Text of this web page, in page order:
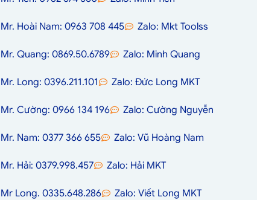
Mr. Hoài Nam: 0963 708 445 Zalo: Mkt Toolss
Mr. Quang: 0869.50.6789 Zalo: Minh Quang
Mr. Long: 0396.211.101 Zalo: Đức Long MKT
Mr. Cường: 0966 134 196 Zalo: Cường Nguyễn
Mr. Nam: 0377 366 655 Zalo: Vũ Hoàng Nam
Mr. Hải: 0379.998.457 Zalo: Hải MKT
Mr Long. 0335.648.286 Zalo: Viết Long MKT